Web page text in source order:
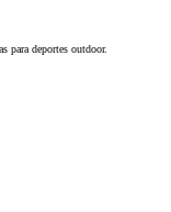
para deportes outdoor.